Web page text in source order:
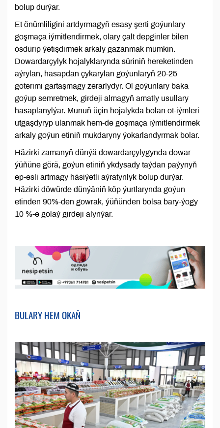
bolup durýar.
Et önümliligini artdyrmagyň esasy şerti goýunlary
goşmaça iýmitlendirmek, olary çalt depginler bilen
ösdürip ýetişdirmek arkaly gazanmak mümkin.
Dowardarçylyk hojalyklarynda süriniň hereketinden
aýrylan, hasapdan çykarylan goýunlaryň 20-25
göterimi gartaşmagy zerarlydyr. Ol goýunlary baka
goýup semretmek, girdeji almagyň amatly usullary
hasaplanylýar. Munuň üçin hojalykda bolan ot-iýmleri
utgaşdyryp ulanmak hem-de goşmaça iýmitlendirmek
arkaly goýun etiniň mukdaryny ýokarlandyrmak bolar.
Häzirki zamanyň dünýä dowardarçylygynda dowar
ýüňüne görä, goýun etiniň ykdysady taýdan paýynyň
ep-esli artmagy häsiýetli aýratynlyk bolup durýar.
Häzirki döwürde dünýäniň köp ýurtlarynda goýun
etinden 90%-den gowrak, ýüňünden bolsa bary-ýogy
10 %-e golaý girdeji alynýar.
BULARY HEM OKAŇ